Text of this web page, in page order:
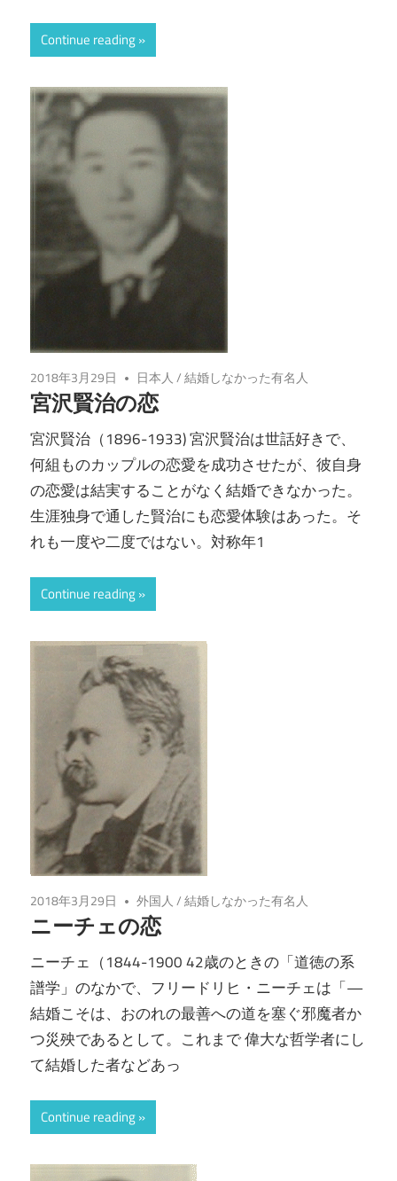
Continue reading
2018年3月29日 日本人 /結婚しなかった有名人
宮沢賢治の恋
宮沢賢治（1896-1933) 宮沢賢治は世話好きで、
何組ものカップルの恋愛を成功させたが、彼自身
の恋愛は結実することがなく結婚できなかった。
生涯独身で通した賢治にも恋愛体験はあった。そ
れも一度や二度ではない。対称年1
Continue reading
2018年3月29日 外国人 /結婚しなかった有名人
ニーチェの恋
ニーチェ（1844-1900 42歳のときの「道徳の系
譜学」のなかで、フリードリヒ・ニーチェは「—
結婚こそは、おのれの最善への道を塞ぐ邪魔者か
つ災殃であるとして。これまで 偉大な哲学者にし
て結婚した者などあっ
Continue reading